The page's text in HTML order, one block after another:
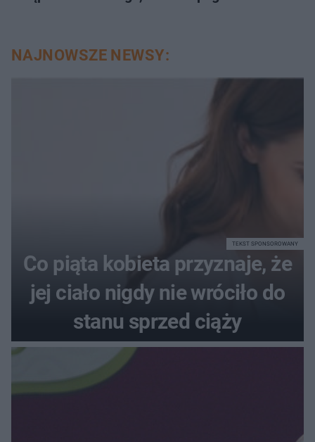
NAJNOWSZE NEWSY:
Co piąta kobieta przyznaje, że
jej ciało nigdy nie wróciło do
stanu sprzed ciąży
TEKST SPONSOROWANY